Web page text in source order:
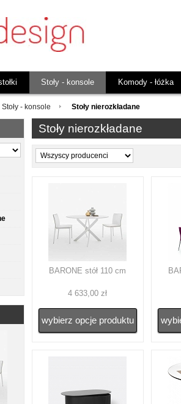
Stoły - konsole Komody - łóżka
Stoły - konsole Stoły nierozkładane
Stoły nierozkładane
BARONE stół 110 cm
4 633,00 zł
wybierz opcje produktu